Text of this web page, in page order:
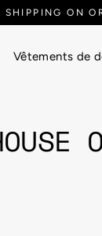
SHIPPING ON
Vêtements de